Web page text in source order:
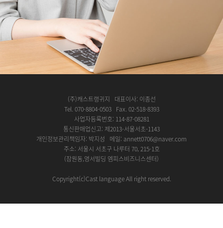
(주)캐스트랭귀지 대표이사: 이종선
Tel. 070-8804-0503 Fax. 02-518-8393
사업자등록번호: 114-87-08281
통신판매업신고: 제2013-서울서초-1143
개인정보관리책임자: 박지성 메일: annett0706@naver.com
주소: 서울시 서초구 나루터 70, 215-1호
(잠원동,영서빌딩 엠피스비즈니스센터)
Copyright(c)Cast language All right reserved.